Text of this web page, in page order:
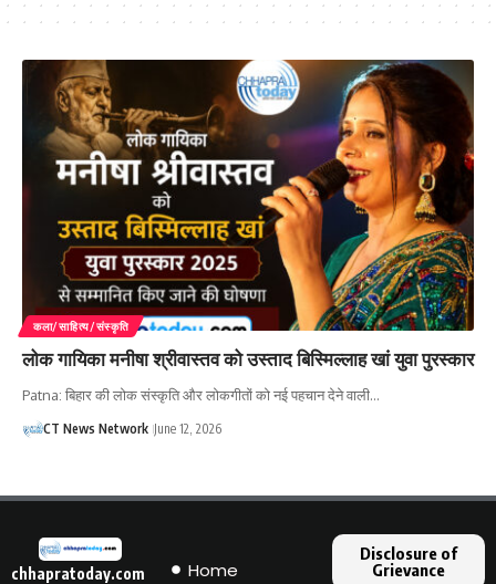
कला/साहित्य/संस्कृति
लोक गायिका मनीषा श्रीवास्तव को उस्ताद बिस्मिल्लाह खां युवा पुरस्कार
Patna: बिहार की लोक संस्कृति और लोकगीतों को नई पहचान देने वाली…
CT News Network June 12, 2026
chhapratoday.com
Home
Disclosure of
Grievance